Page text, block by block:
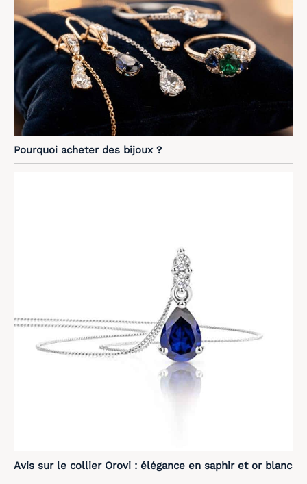
Pourquoi acheter des bijoux ?
Avis sur le collier Orovi : élégance en saphir et or blanc